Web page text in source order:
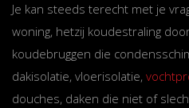
Je kan steeds terecht met je
woning, hetzij koudestraling
koudebruggen die
dakisolatie, vloerisolatie,
douches, daken die niet of